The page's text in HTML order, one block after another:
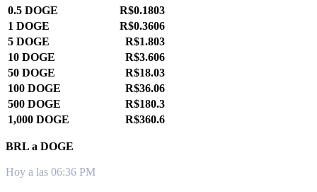
0.5 DOGE
R$0.1803
1 DOGE
R$0.3606
5 DOGE
R$1.803
10 DOGE
R$3.606
50 DOGE
R$18.03
100 DOGE
R$36.06
500 DOGE
R$180.3
1,000 DOGE
R$360.6
BRL a DOGE
Hoy a las 06:36 PM